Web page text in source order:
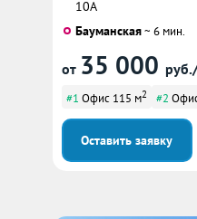
10А
Бауманская~ 6 мин.
от 35 000
#1 Офис 115 м2 #2
Оставить заявку